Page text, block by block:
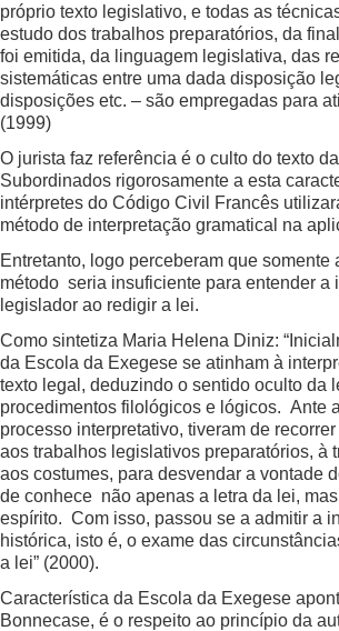
próprio texto legislativo, e todas as
estudo dos trabalhos preparatórios, da
foi emitida, da linguagem legislativa, das
sistemáticas entre uma dada disposição
disposições etc. – são empregadas para
(1999)
O jurista faz referência é o culto do texto
Subordinados rigorosamente a esta
intérpretes do Código Civil Francês
método de interpretação gramatical na
Entretanto, logo perceberam que somente
método seria insuficiente para entender a
legislador ao redigir a lei.
Como sintetiza Maria Helena Diniz:
da Escola da Exegese se atinham à
texto legal, deduzindo o sentido oculto da
procedimentos filológicos e lógicos. Ante
processo interpretativo, tiveram de
aos trabalhos legislativos preparatórios, à
aos costumes, para desvendar a vontade
de conhece não apenas a letra da lei,
espírito. Com isso, passou se a admitir a
histórica, isto é, o exame das
a lei” (2000).
Característica da Escola da Exegese
Bonnecase, é o respeito ao princípio da